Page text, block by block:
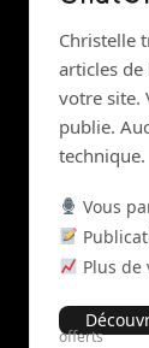
Christelle
articles
votre site.
publie.
technique.
Vous
Plus de
offerts